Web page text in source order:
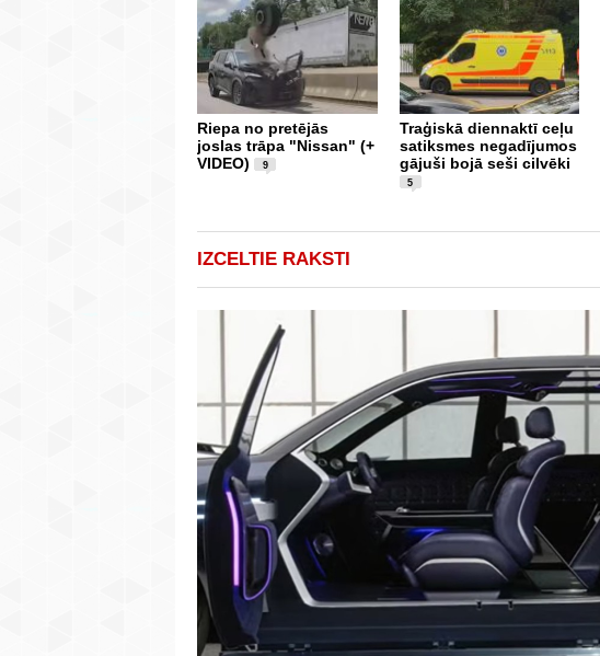
Riepa no pretējās
joslas trāpa "Nissan" (+
VIDEO)
9
Traģiskā diennaktī ceļu
satiksmes negadījumos
gājuši bojā seši cilvēki
5
IZCELTIE RAKSTI